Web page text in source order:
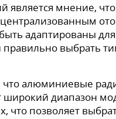
является мнение,
адаптированы
выбрать
алюминиевые
широкий диапазон
что позволяет